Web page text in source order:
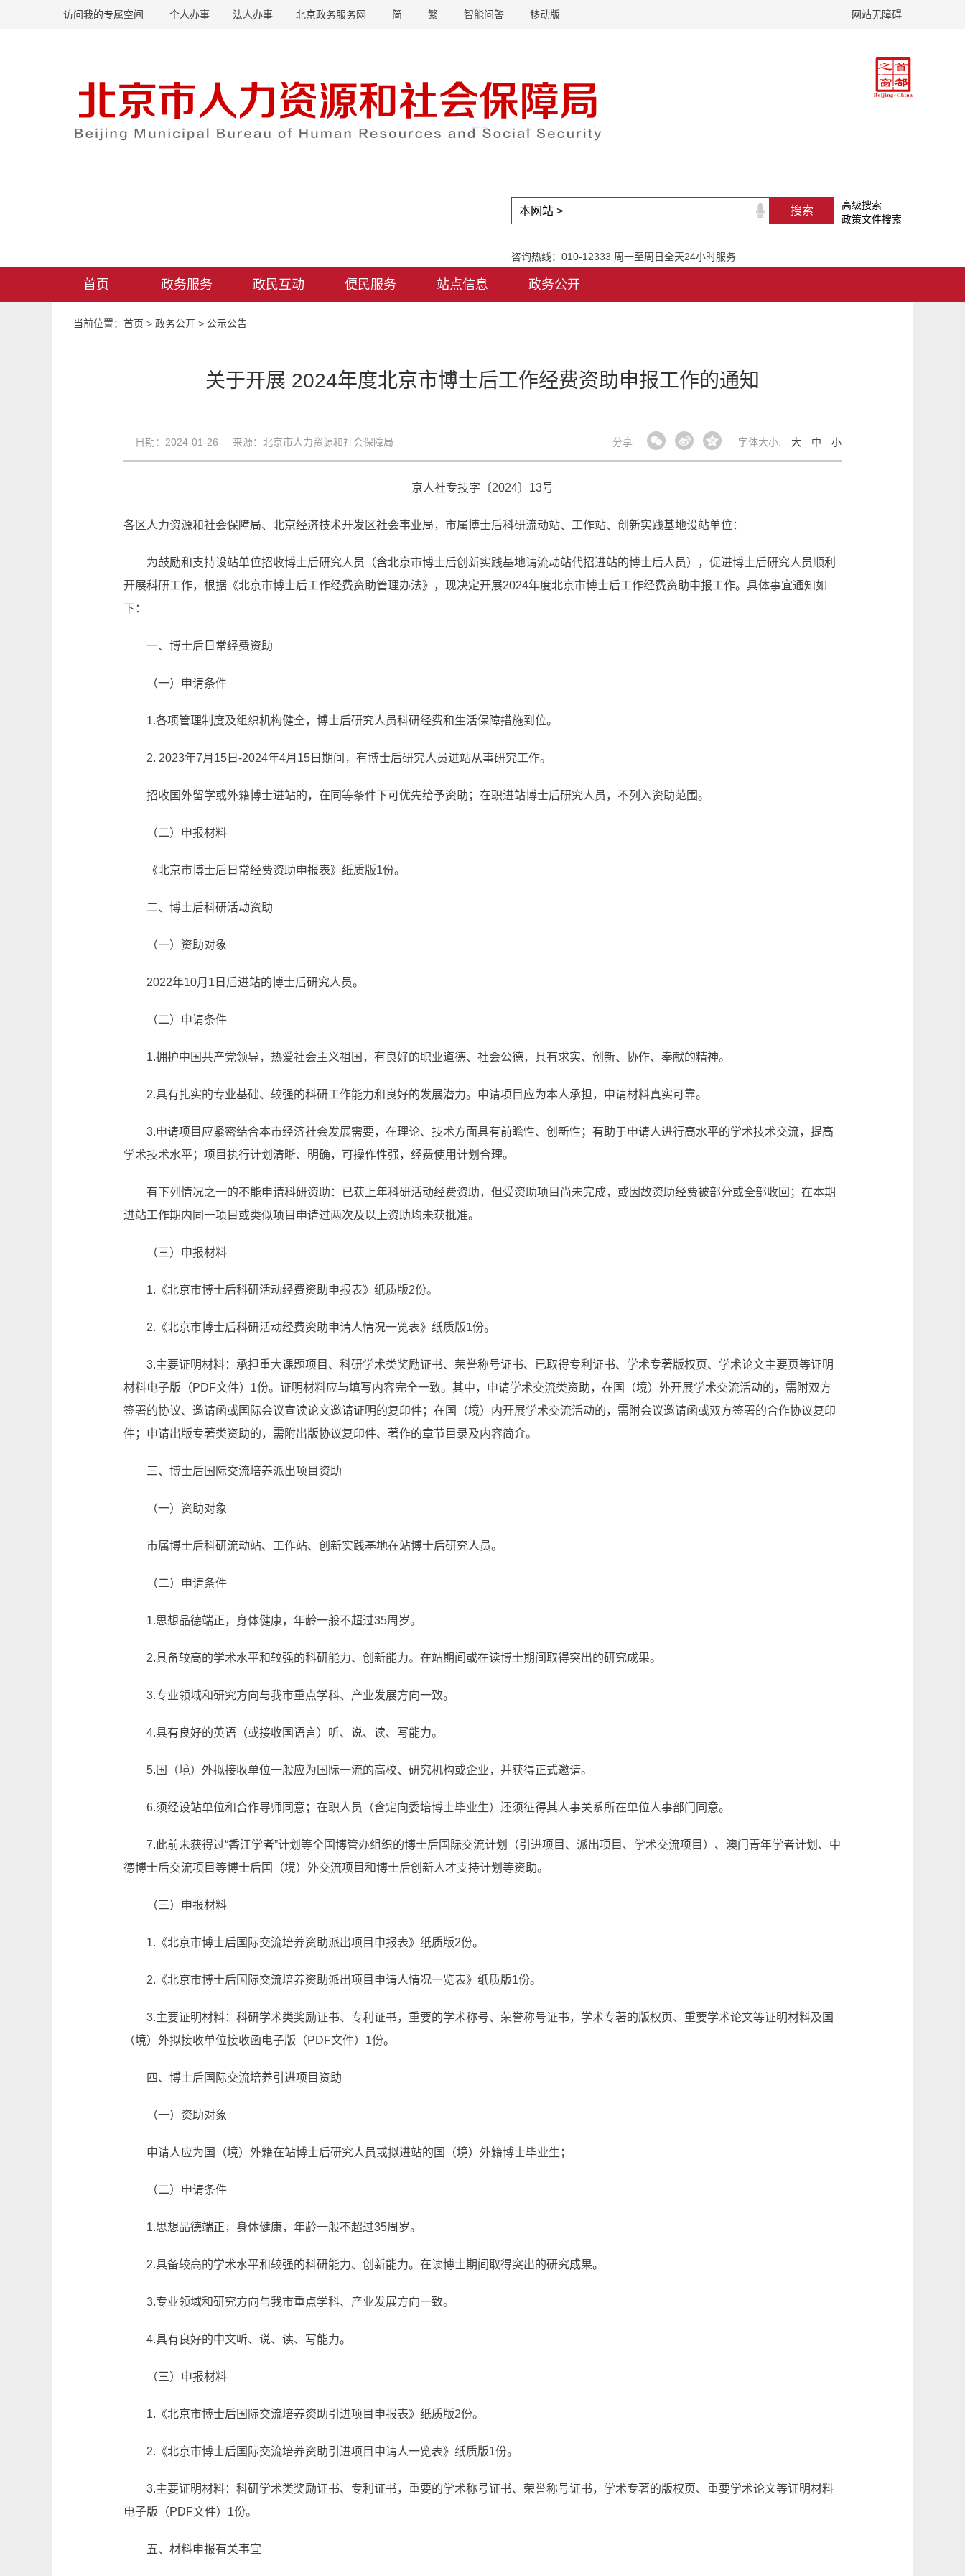
访问我的专属空间 个人办事 法人办事 北京政务服务网 简 繁 智能问答 移动版 网站无障碍
高级搜索
政策文件搜索
咨询热线：010-12333 周一至周日全天24小时服务
首页 政务服务 政民互动 便民服务 站点信息 政务公开
当前位置： 首页 > 政务公开 > 公示公告
关于开展 2024年度北京市博士后工作经费资助申报工作的通知
日期：2024-01-26 来源：北京市人力资源和社会保障局 字体大小: 大 中 小
分享
京人社专技字〔2024〕13号
各区人力资源和社会保障局、北京经济技术开发区社会事业局，市属博士后科研流动站、工作站、创新实践基地设站单位：
为鼓励和支持设站单位招收博士后研究人员（含北京市博士后创新实践基地请流动站代招进站的博士后人员），促进博士后研究人员顺利
开展科研工作，根据《北京市博士后工作经费资助管理办法》，现决定开展2024年度北京市博士后工作经费资助申报工作。具体事宜通知如
下：
一、博士后日常经费资助
（一）申请条件
1.各项管理制度及组织机构健全，博士后研究人员科研经费和生活保障措施到位。
2. 2023年7月15日-2024年4月15日期间，有博士后研究人员进站从事研究工作。
招收国外留学或外籍博士进站的，在同等条件下可优先给予资助；在职进站博士后研究人员，不列入资助范围。
（二）申报材料
《北京市博士后日常经费资助申报表》纸质版1份。
二、博士后科研活动资助
（一）资助对象
2022年10月1日后进站的博士后研究人员。
（二）申请条件
1.拥护中国共产党领导，热爱社会主义祖国，有良好的职业道德、社会公德，具有求实、创新、协作、奉献的精神。
2.具有扎实的专业基础、较强的科研工作能力和良好的发展潜力。申请项目应为本人承担，申请材料真实可靠。
3.申请项目应紧密结合本市经济社会发展需要，在理论、技术方面具有前瞻性、创新性；有助于申请人进行高水平的学术技术交流，提高
学术技术水平；项目执行计划清晰、明确，可操作性强，经费使用计划合理。
有下列情况之一的不能申请科研资助：已获上年科研活动经费资助，但受资助项目尚未完成，或因故资助经费被部分或全部收回；在本期
进站工作期内同一项目或类似项目申请过两次及以上资助均未获批准。
（三）申报材料
1.《北京市博士后科研活动经费资助申报表》纸质版2份。
2.《北京市博士后科研活动经费资助申请人情况一览表》纸质版1份。
3.主要证明材料：承担重大课题项目、科研学术类奖励证书、荣誉称号证书、已取得专利证书、学术专著版权页、学术论文主要页等证明
材料电子版（PDF文件）1份。证明材料应与填写内容完全一致。其中，申请学术交流类资助，在国（境）外开展学术交流活动的，需附双方
签署的协议、邀请函或国际会议宣读论文邀请证明的复印件；在国（境）内开展学术交流活动的，需附会议邀请函或双方签署的合作协议复印
件；申请出版专著类资助的，需附出版协议复印件、著作的章节目录及内容简介。
三、博士后国际交流培养派出项目资助
（一）资助对象
市属博士后科研流动站、工作站、创新实践基地在站博士后研究人员。
（二）申请条件
1.思想品德端正，身体健康，年龄一般不超过35周岁。
2.具备较高的学术水平和较强的科研能力、创新能力。在站期间或在读博士期间取得突出的研究成果。
3.专业领域和研究方向与我市重点学科、产业发展方向一致。
4.具有良好的英语（或接收国语言）听、说、读、写能力。
5.国（境）外拟接收单位一般应为国际一流的高校、研究机构或企业，并获得正式邀请。
6.须经设站单位和合作导师同意；在职人员（含定向委培博士毕业生）还须征得其人事关系所在单位人事部门同意。
7.此前未获得过“香江学者”计划等全国博管办组织的博士后国际交流计划（引进项目、派出项目、学术交流项目）、澳门青年学者计划、中
德博士后交流项目等博士后国（境）外交流项目和博士后创新人才支持计划等资助。
（三）申报材料
1.《北京市博士后国际交流培养资助派出项目申报表》纸质版2份。
2.《北京市博士后国际交流培养资助派出项目申请人情况一览表》纸质版1份。
3.主要证明材料：科研学术类奖励证书、专利证书，重要的学术称号、荣誉称号证书，学术专著的版权页、重要学术论文等证明材料及国
（境）外拟接收单位接收函电子版（PDF文件）1份。
四、博士后国际交流培养引进项目资助
（一）资助对象
申请人应为国（境）外籍在站博士后研究人员或拟进站的国（境）外籍博士毕业生；
（二）申请条件
1.思想品德端正，身体健康，年龄一般不超过35周岁。
2.具备较高的学术水平和较强的科研能力、创新能力。在读博士期间取得突出的研究成果。
3.专业领域和研究方向与我市重点学科、产业发展方向一致。
4.具有良好的中文听、说、读、写能力。
（三）申报材料
1.《北京市博士后国际交流培养资助引进项目申报表》纸质版2份。
2.《北京市博士后国际交流培养资助引进项目申请人一览表》纸质版1份。
3.主要证明材料：科研学术类奖励证书、专利证书，重要的学术称号证书、荣誉称号证书，学术专著的版权页、重要学术论文等证明材料
电子版（PDF文件）1份。
五、材料申报有关事宜